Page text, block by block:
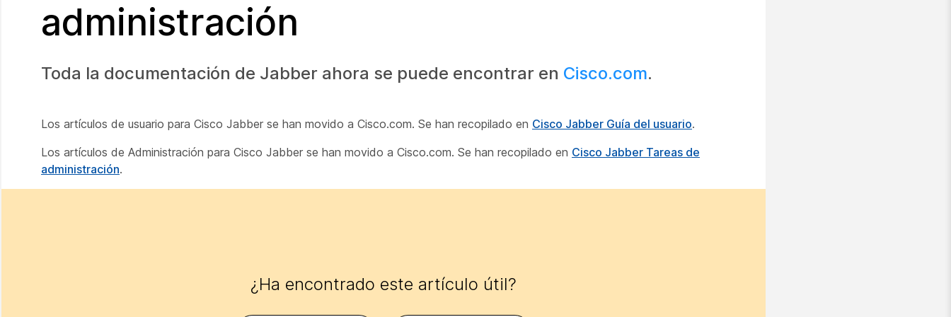
administración
Toda la documentación de Jabber ahora se puede encontrar en Cisco.com.
Los artículos de usuario para Cisco Jabber se han movido a Cisco.com. Se han recopilado en Cisco Jabber Guía del usuario.
Los artículos de Administración para Cisco Jabber se han movido a Cisco.com. Se han recopilado en Cisco Jabber Tareas de
administración.
¿Ha encontrado este artículo útil?